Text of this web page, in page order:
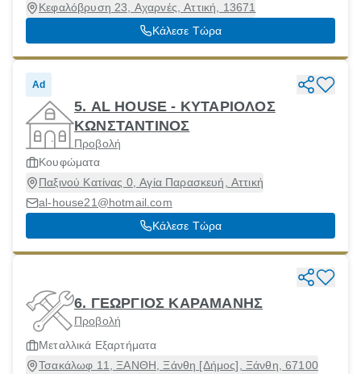
Κεφαλόβρυση 23, Αχαρνές, Αττική, 13671
Κάλεσε Τώρα
Ad
5. AL HOUSE - ΚΥΤΑΡΙΟΛΟΣ
ΚΩΝΣΤΑΝΤΙΝΟΣ
Προβολή
Κουφώματα
Παξινού Κατίνας 0, Αγία Παρασκευή, Αττική
al-house21@hotmail.com
Κάλεσε Τώρα
6. ΓΕΩΡΓΙΟΣ ΚΑΡΑΜΑΝΗΣ
Προβολή
Μεταλλικά Εξαρτήματα
Τσακάλωφ 11, ΞΑΝΘΗ, Ξάνθη [Δήμος], Ξάνθη, 67100